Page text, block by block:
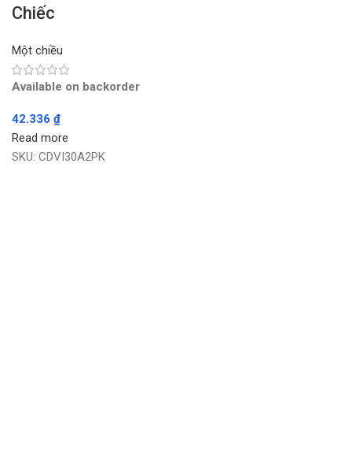
Chiếc
Một chiều
Available on backorder
42.336 ₫
Read more
SKU: CDVI30A2PK